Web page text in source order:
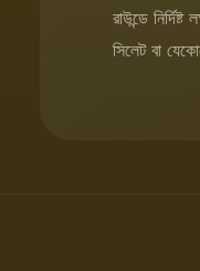
রাউন্ডে
সিলেট বা